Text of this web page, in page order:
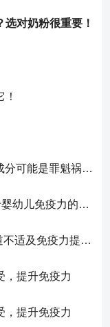
对奶粉很重要！
宝宝胃肠道不适？奶粉中的这些成分可能是罪魁祸首！
宝宝总生病就是免疫力低下？关于婴幼儿免疫力的真相，家长必须了解！
宝宝喂养难题：奶粉喂养与胃肠道不适及免疫力提升的奥秘
，提升免疫力
，提升免疫力